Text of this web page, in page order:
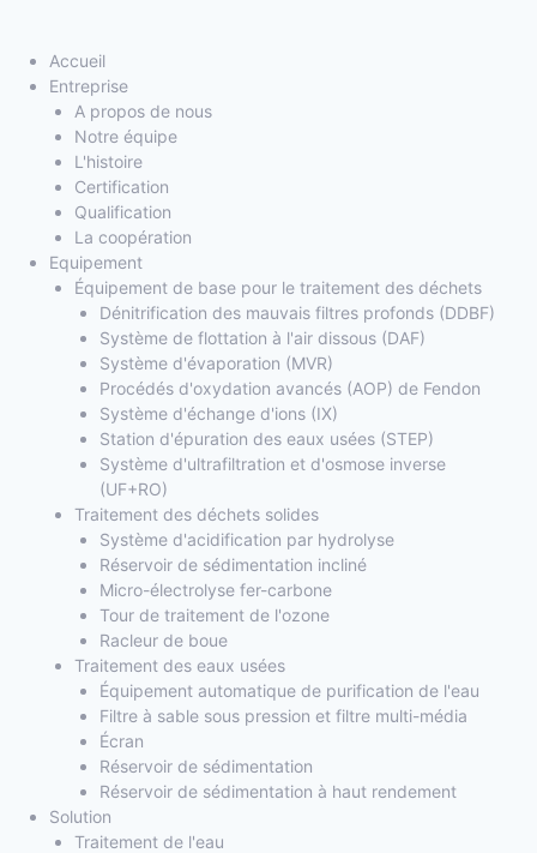
Accueil
Entreprise
A propos de nous
Notre équipe
L'histoire
Certification
Qualification
La coopération
Equipement
Équipement de base pour le traitement des déchets
Dénitrification des mauvais filtres profonds (DDBF)
Système de flottation à l'air dissous (DAF)
Système d'évaporation (MVR)
Procédés d'oxydation avancés (AOP) de Fendon
Système d'échange d'ions (IX)
Station d'épuration des eaux usées (STEP)
Système d'ultrafiltration et d'osmose inverse
(UF+RO)
Traitement des déchets solides
Système d'acidification par hydrolyse
Réservoir de sédimentation incliné
Micro-électrolyse fer-carbone
Tour de traitement de l'ozone
Racleur de boue
Traitement des eaux usées
Équipement automatique de purification de l'eau
Filtre à sable sous pression et filtre multi-média
Écran
Réservoir de sédimentation
Réservoir de sédimentation à haut rendement
Solution
Traitement de l'eau